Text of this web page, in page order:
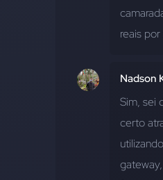
reais por
Nadson
Sim, sei
certo